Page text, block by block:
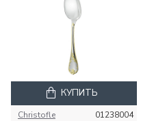
Christofle 01238004
КУПИТЬ